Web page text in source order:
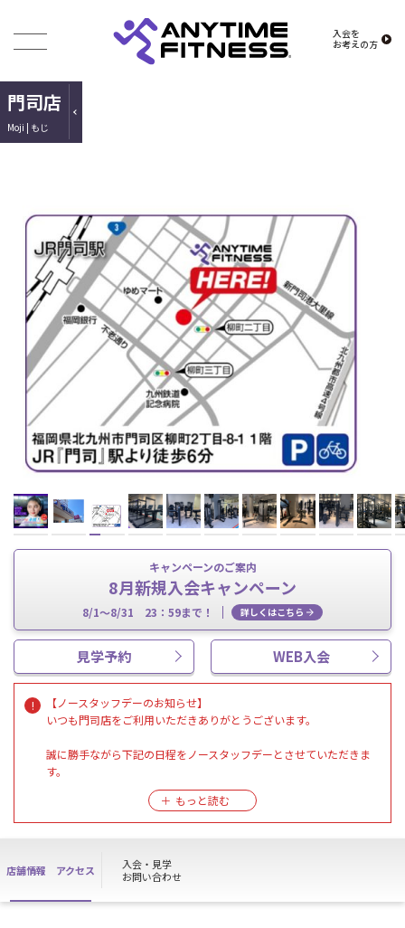
入会を
お考えの方
門司店
Moji | もじ
キャンペーンのご案内
8月新規入会キャンペーン
8/1～8/31 23：59まで！ 詳しくはこちら
見学予約 WEB入会
【ノースタッフデーのお知らせ】
いつも門司店をご利用いただきありがとうございます。
誠に勝手ながら下記の日程をノースタッフデーとさせていただきま
す。
・8月15日(土)
※見学、各種お手続き、電話受付が出来かねます。
※高校生の方（ハイスクールパス）もご利用できませんのでご注意
ください。
店舗情報 アクセス
入会・見学
お問い合わせ